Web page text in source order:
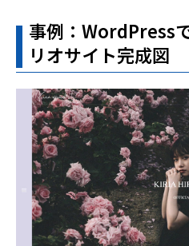
事例：WordPress
リオサイト完成図